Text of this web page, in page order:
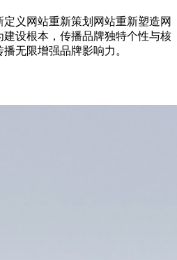
义网站重新策划网站重新塑造网
设根本，传播品牌独特个性与核
无限增强品牌影响力。